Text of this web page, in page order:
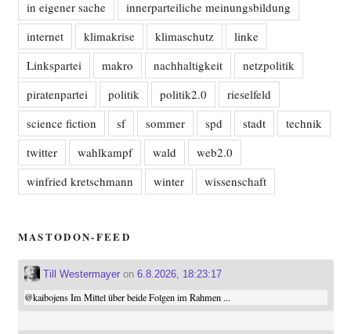
in eigener sache
innerparteiliche meinungsbildung
internet
klimakrise klimaschutz
linke
Linkspartei
makro nachhaltigkeit
netzpolitik
piratenpartei
politik politik2.0
rieselfeld
science fiction
sf sommer spd stadt
technik
twitter
wahlkampf wald
web2.0
winfried kretschmann
winter wissenschaft
MASTODON-FEED
Till Westermayeron 6.8.2026, 18:23:17
@kaibojensIm Mittel über beide Folgen im Rahmen ...